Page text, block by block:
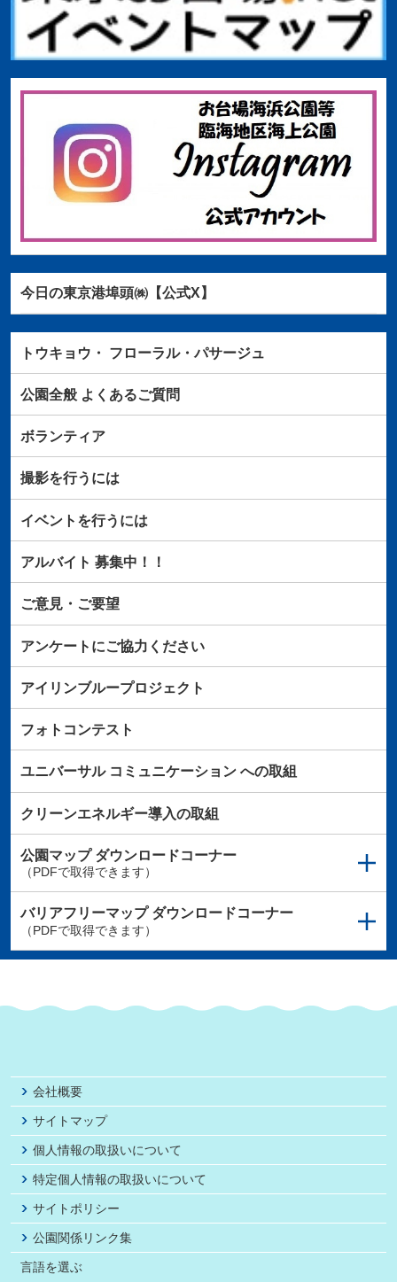
今日の東京港埠頭㈱【公式X】
トウキョウ・ フローラル・パサージュ
公園全般よくあるご質問
ボランティア
撮影を行うには
イベントを行うには
アルバイト 募集中！！
ご意見・ご要望
アンケートにご協力ください
アイリンブループロジェクト
フォトコンテスト
ユニバーサルコミュニケーションへの取組
クリーンエネルギー導入の取組
公園マップダウンロードコーナー
（PDFで取得できます）
バリアフリーマップダウンロードコーナー
（PDFで取得できます）
会社概要
サイトマップ
個人情報の取扱いについて
特定個人情報の取扱いについて
サイトポリシー
公園関係リンク集
言語を選ぶ